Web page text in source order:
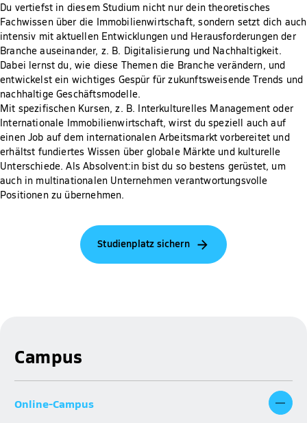
Du vertiefst in diesem Studium nicht nur dein theoretisches
Fachwissen über die Immobilienwirtschaft, sondern setzt dich auch
intensiv mit aktuellen Entwicklungen und Herausforderungen der
Branche auseinander, z. B. Digitalisierung und Nachhaltigkeit.
Dabei lernst du, wie diese Themen die Branche verändern, und
entwickelst ein wichtiges Gespür für zukunftsweisende Trends und
nachhaltige Geschäftsmodelle.
Mit spezifischen Kursen, z. B. Interkulturelles Management oder
Internationale Immobilienwirtschaft, wirst du speziell auch auf
einen Job auf dem internationalen Arbeitsmarkt vorbereitet und
erhältst fundiertes Wissen über globale Märkte und kulturelle
Unterschiede. Als Absolvent:in bist du so bestens gerüstet, um
auch in multinationalen Unternehmen verantwortungsvolle
Positionen zu übernehmen.
Studienplatz sichern
Campus
Online-Campus